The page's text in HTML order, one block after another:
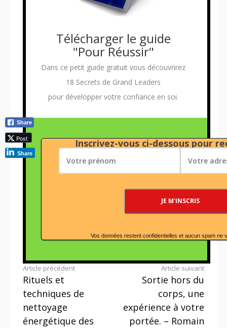
Télécharger le guide
"Pour Réussir"
Dans ce petit guide gratuit vous découvrirez
18 Secrets de Grand Leaders
pour développer votre confiance en soi.
Inscrivez-vous ci-dessous pour
Vos données restent confidentielles et aucun spam ne
Lire
la
suite
Article précédent
Rituels et
techniques de
nettoyage
énergétique des
Article suivant
Sortie hors du
corps, une
expérience à votre
portée. – Romain
Share
Post
Share